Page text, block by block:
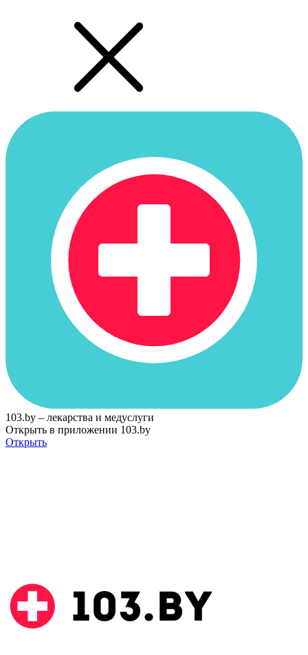
103.by – лекарства и медуслуги
Открыть в приложении 103.by
Открыть